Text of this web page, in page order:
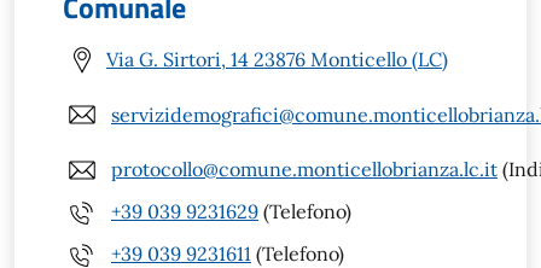
Via G. Sirtori, 14 23876 Monticello (LC)
protocollo@comune.monticellobrianza.lc.it
+39 039 9231629 (Telefono)
+39 039 9231611 (Telefono)